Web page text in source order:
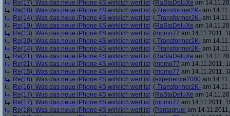
Re(17): Was das neue iPhone 4S wirklich wert ist (RaStaDeluXe am
Re(18): Was das neue iPhone 4S wirklich wert ist (-Transformer2K- am
Re(14): Was das neue iPhone 4S wirklich wert ist (-Transformer2K- am
Re(19): Was das neue iPhone 4S wirklich wert ist (RaStaDeluXe am
Re(13): Was das neue iPhone 4S wirklich wert ist (momo77 am 14.11.2011,
Re(20): Was das neue iPhone 4S wirklich wert ist (-Transformer2K- am
Re(14): Was das neue iPhone 4S wirklich wert ist (-Transformer2K- am
Re(21): Was das neue iPhone 4S wirklich wert ist (RaStaDeluXe am
Re(21): Was das neue iPhone 4S wirklich wert ist (momo77 am 14.11.2011,
Re(15): Was das neue iPhone 4S wirklich wert ist (momo77 am 14.11.2011,
Re(16): Was das neue iPhone 4S wirklich wert ist (experience2080 am
Re(16): Was das neue iPhone 4S wirklich wert ist (-Transformer2K- am
Re(17): Was das neue iPhone 4S wirklich wert ist (RaStaDeluXe am
Re(17): Was das neue iPhone 4S wirklich wert ist (momo77 am 14.11.2011,
Re(18): Was das neue iPhone 4S wirklich wert ist (Pantagruel am